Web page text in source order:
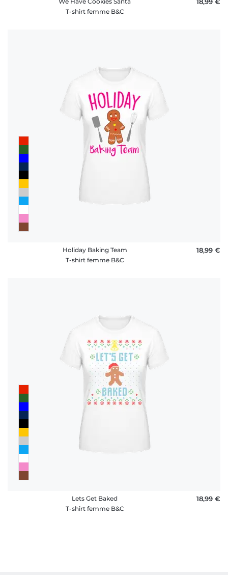
T-shirt femme B&C
Holiday Baking Team
T-shirt femme B&C
18,99 €
Lets Get Baked
T-shirt femme B&C
18,99 €